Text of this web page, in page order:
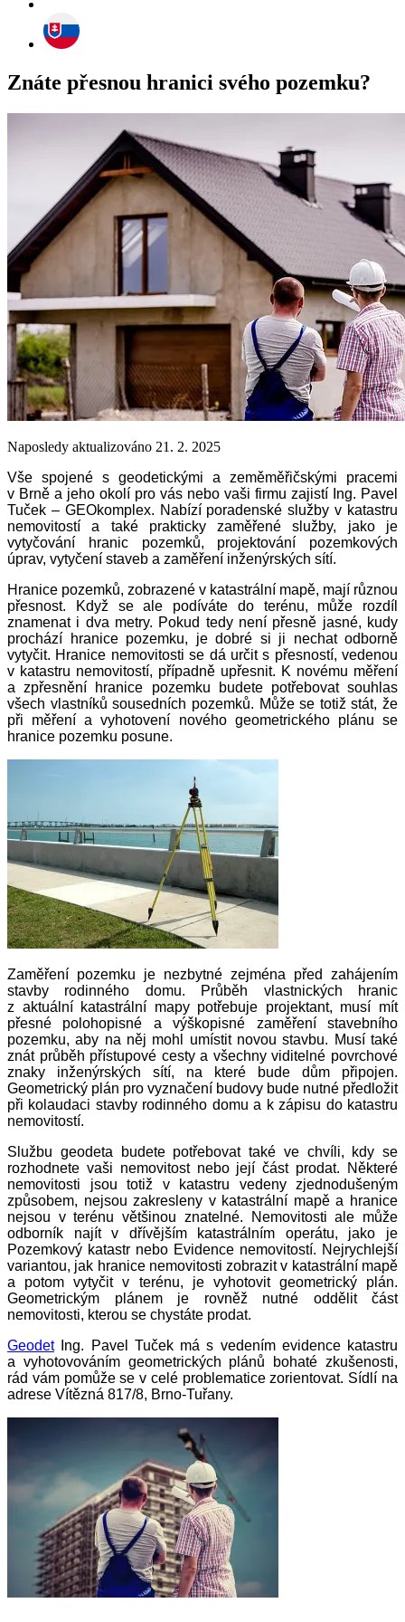
Znáte přesnou hranici svého pozemku?
Naposledy aktualizováno 21. 2. 2025
Vše spojené s geodetickými a zeměměřičskými pracemi
v Brně a jeho okolí pro vás nebo vaši firmu zajistí Ing. Pavel
Tuček – GEOkomplex. Nabízí poradenské služby v katastru
nemovitostí a také prakticky zaměřené služby, jako je
vytyčování hranic pozemků, projektování pozemkových
úprav, vytyčení staveb a zaměření inženýrských sítí.
Hranice pozemků, zobrazené v katastrální mapě, mají různou
přesnost. Když se ale podíváte do terénu, může rozdíl
znamenat i dva metry. Pokud tedy není přesně jasné, kudy
prochází hranice pozemku, je dobré si ji nechat odborně
vytyčit. Hranice nemovitosti se dá určit s přesností, vedenou
v katastru nemovitostí, případně upřesnit. K novému měření
a zpřesnění hranice pozemku budete potřebovat souhlas
všech vlastníků sousedních pozemků. Může se totiž stát, že
při měření a vyhotovení nového geometrického plánu se
hranice pozemku posune.
Zaměření pozemku je nezbytné zejména před zahájením
stavby rodinného domu. Průběh vlastnických hranic
z aktuální katastrální mapy potřebuje projektant, musí mít
přesné polohopisné a výškopisné zaměření stavebního
pozemku, aby na něj mohl umístit novou stavbu. Musí také
znát průběh přístupové cesty a všechny viditelné povrchové
znaky inženýrských sítí, na které bude dům připojen.
Geometrický plán pro vyznačení budovy bude nutné předložit
při kolaudaci stavby rodinného domu a k zápisu do katastru
nemovitostí.
Službu geodeta budete potřebovat také ve chvíli, kdy se
rozhodnete vaši nemovitost nebo její část prodat. Některé
nemovitosti jsou totiž v katastru vedeny zjednodušeným
způsobem, nejsou zakresleny v katastrální mapě a hranice
nejsou v terénu většinou znatelné. Nemovitosti ale může
odborník najít v dřívějším katastrálním operátu, jako je
Pozemkový katastr nebo Evidence nemovitostí. Nejrychlejší
variantou, jak hranice nemovitosti zobrazit v katastrální mapě
a potom vytyčit v terénu, je vyhotovit geometrický plán.
Geometrickým plánem je rovněž nutné oddělit část
nemovitosti, kterou se chystáte prodat.
GeodetIng. Pavel Tuček má s vedením evidence katastru
a vyhotovováním geometrických plánů bohaté zkušenosti,
rád vám pomůže se v celé problematice zorientovat. Sídlí na
adrese Vítězná 817/8, Brno-Tuřany.